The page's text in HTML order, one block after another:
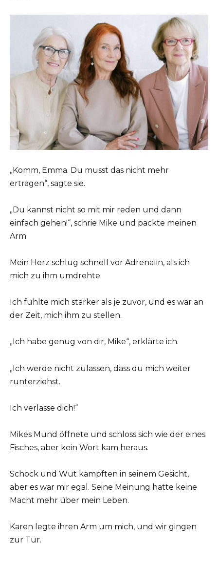
„Komm, Emma. Du musst das nicht mehr
ertragen“, sagte sie.
„Du kannst nicht so mit mir reden und dann
einfach gehen!“, schrie Mike und packte meinen
Arm.
Mein Herz schlug schnell vor Adrenalin, als ich
mich zu ihm umdrehte.
Ich fühlte mich stärker als je zuvor, und es war an
der Zeit, mich ihm zu stellen.
„Ich habe genug von dir, Mike“, erklärte ich.
„Ich werde nicht zulassen, dass du mich weiter
runterziehst.
Ich verlasse dich!“
Mikes Mund öffnete und schloss sich wie der eines
Fisches, aber kein Wort kam heraus.
Schock und Wut kämpften in seinem Gesicht,
aber es war mir egal. Seine Meinung hatte keine
Macht mehr über mein Leben.
Karen legte ihren Arm um mich, und wir gingen
zur Tür.